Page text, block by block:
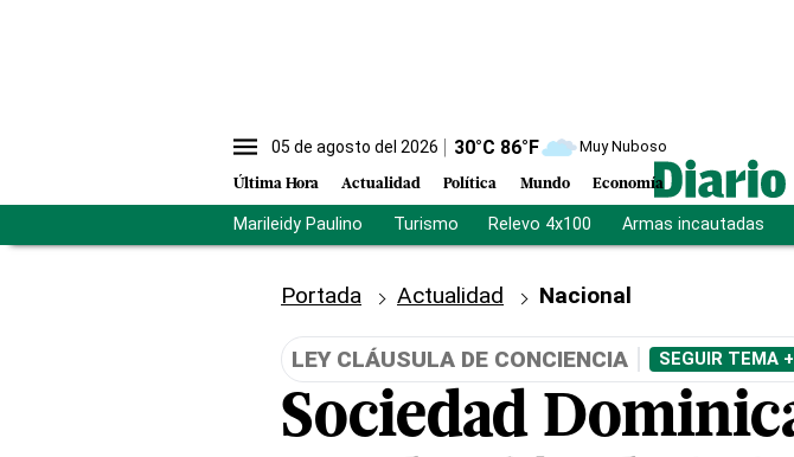
05 de agosto del 2026 30°C 86°F Muy Nuboso
Última Hora Actualidad Política Mundo Economía
Marileidy Paulino Turismo Relevo 4x100 Armas incautadas
Portada Actualidad Nacional
LEY CLÁUSULA DE CONCIENCIA SEGUIR TEMA +
Sociedad